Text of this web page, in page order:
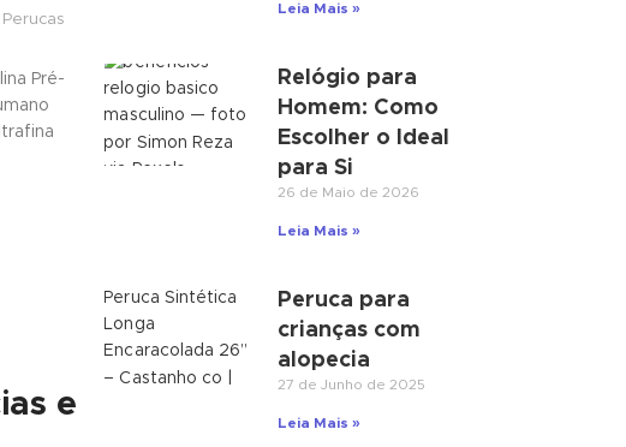
Perucas
Pré-
e
Leia Mais »
Relógio para
Homem: Como
Escolher o Ideal
para Si
26 de Maio de 2026
Leia Mais »
Peruca para
crianças com
alopecia
27 de Junho de 2025
Leia Mais »